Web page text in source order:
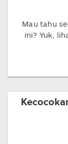
Mau tahu
ini? Yuk,